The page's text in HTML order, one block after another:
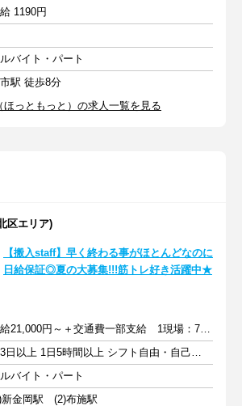
1190円
バイト・パート
駅 徒歩8分
っともっと）の求人一覧を見る
区エリア)
【搬入staff】早く終わる事がほとんどなのに
日給保証◎夏の大募集!!!筋トレ好き活躍中★
日給21,000円～＋交通費一部支給 1現場：7,000円
週3日以上 1日5時間以上 シフト自由・自己申告
バイト・パート
新金岡駅 (2)布施駅